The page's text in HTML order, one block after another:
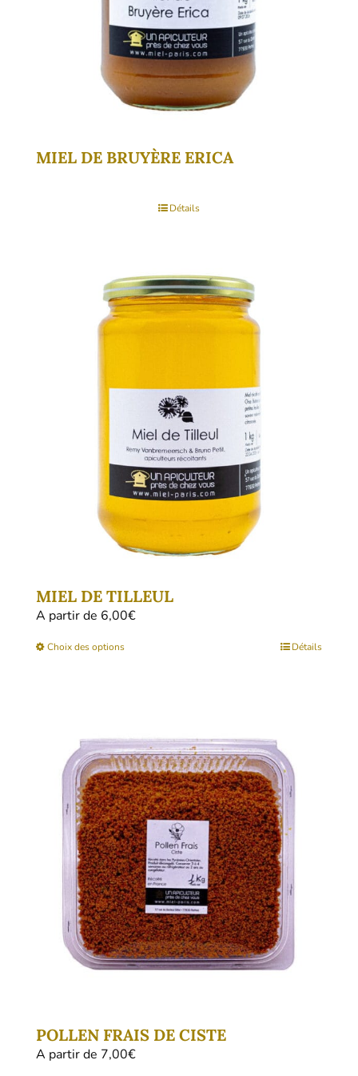
la
page
du
produit
MIEL DE BRUYÈRE ERICA
Détails
MIEL DE TILLEUL
A partir de 6,00€
Choix des optionsCe
variations.
Les
options
peuvent
être
choisies
sur
la
page
du
produit
Détails
POLLEN FRAIS DE CISTE
A partir de 7,00€